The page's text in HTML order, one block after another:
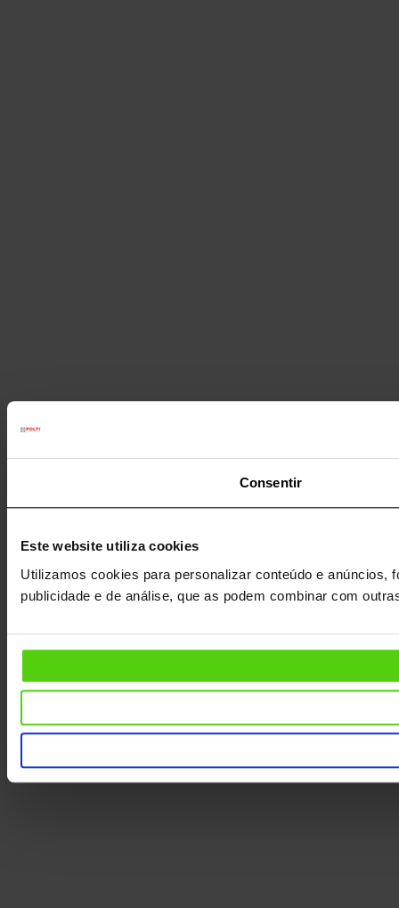
Consentir
Este website utiliza cookies
Utilizamos cookies para personalizar conteúdo e
publicidade e de análise, que as podem combinar com